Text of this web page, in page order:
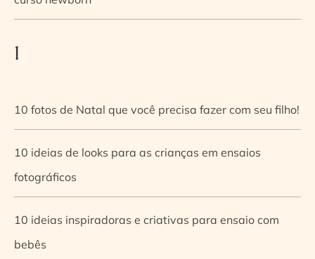
1
10 fotos de Natal que você precisa fazer com seu filho!
10 ideias de looks para as crianças em ensaios
fotográficos
10 ideias inspiradoras e criativas para ensaio com
bebês